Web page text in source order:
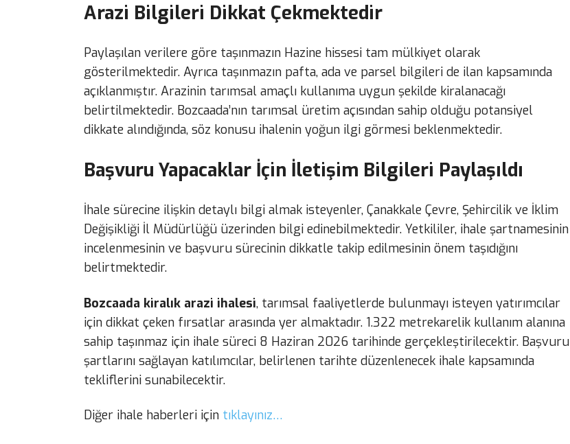
Arazi Bilgileri Dikkat Çekmektedir
Paylaşılan verilere göre taşınmazın Hazine hissesi tam mülkiyet olarak
gösterilmektedir. Ayrıca taşınmazın pafta, ada ve parsel bilgileri de ilan kapsamında
açıklanmıştır. Arazinin tarımsal amaçlı kullanıma uygun şekilde kiralanacağı
belirtilmektedir. Bozcaada’nın tarımsal üretim açısından sahip olduğu potansiyel
dikkate alındığında, söz konusu ihalenin yoğun ilgi görmesi beklenmektedir.
Başvuru Yapacaklar İçin İletişim Bilgileri Paylaşıldı
İhale sürecine ilişkin detaylı bilgi almak isteyenler, Çanakkale Çevre, Şehircilik ve İklim
Değişikliği İl Müdürlüğü üzerinden bilgi edinebilmektedir. Yetkililer, ihale şartnamesinin
incelenmesinin ve başvuru sürecinin dikkatle takip edilmesinin önem taşıdığını
belirtmektedir.
Bozcaada kiralık arazi ihalesi, tarımsal faaliyetlerde bulunmayı isteyen yatırımcılar
için dikkat çeken fırsatlar arasında yer almaktadır. 1.322 metrekarelik kullanım alanına
sahip taşınmaz için ihale süreci 8 Haziran 2026 tarihinde gerçekleştirilecektir. Başvuru
şartlarını sağlayan katılımcılar, belirlenen tarihte düzenlenecek ihale kapsamında
tekliflerini sunabilecektir.
Diğer ihale haberleri için tıklayınız…